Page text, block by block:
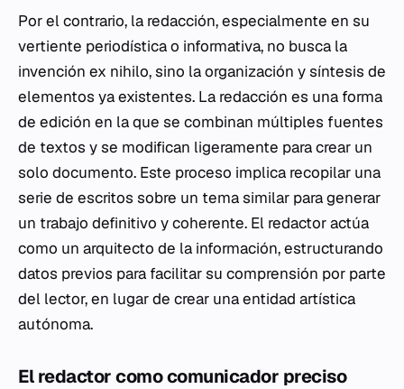
Por el contrario, la redacción, especialmente en su
vertiente periodística o informativa, no busca la
invención ex nihilo, sino la organización y síntesis de
elementos ya existentes. La redacción es una forma
de edición en la que se combinan múltiples fuentes
de textos y se modifican ligeramente para crear un
solo documento. Este proceso implica recopilar una
serie de escritos sobre un tema similar para generar
un trabajo definitivo y coherente. El redactor actúa
como un arquitecto de la información, estructurando
datos previos para facilitar su comprensión por parte
del lector, en lugar de crear una entidad artística
autónoma.
El redactor como comunicador preciso